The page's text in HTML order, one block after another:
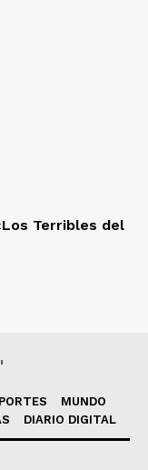
Terribles del
MUNDO
DIARIO DIGITAL